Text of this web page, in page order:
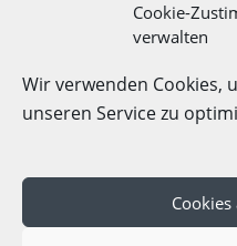
Cookie-
verwalten
Wir verwenden Cookies,
unseren Service zu
Kultur- und
Gengenbach,